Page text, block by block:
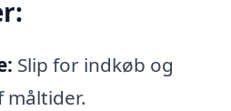
Slip for indkøb og